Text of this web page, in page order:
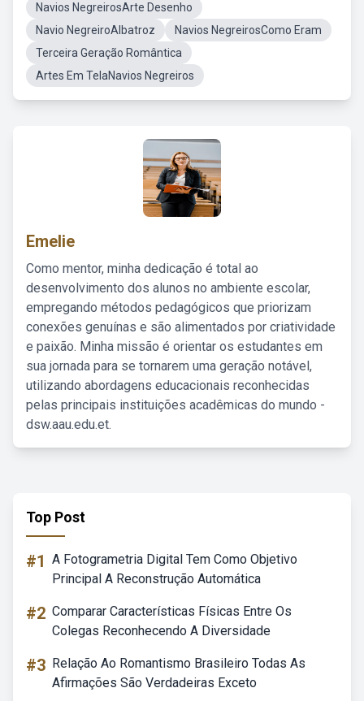
Navios NegreirosArte Desenho
Navio NegreiroAlbatroz
Navios NegreirosComo Eram
Terceira Geração Romântica
Artes Em TelaNavios Negreiros
Emelie
Como mentor, minha dedicação é total ao
desenvolvimento dos alunos no ambiente escolar,
empregando métodos pedagógicos que priorizam
conexões genuínas e são alimentados por criatividade
e paixão. Minha missão é orientar os estudantes em
sua jornada para se tornarem uma geração notável,
utilizando abordagens educacionais reconhecidas
pelas principais instituições acadêmicas do mundo -
dsw.aau.edu.et.
Top Post
#1 A Fotogrametria Digital Tem Como Objetivo
Principal A Reconstrução Automática
#2 Comparar Características Físicas Entre Os
Colegas Reconhecendo A Diversidade
#3 Relação Ao Romantismo Brasileiro Todas As
Afirmações São Verdadeiras Exceto